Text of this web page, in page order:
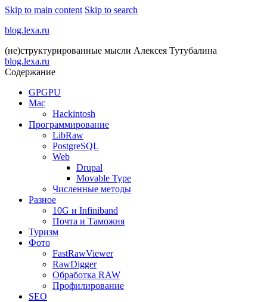
Skip to main content Skip to search
blog.lexa.ru
(не)структурированные мысли Алексея Тутубалина
blog.lexa.ru
Содержание
GPGPU
Mac
Hackintosh
Программирование
LibRaw
PostgreSQL
Web
Drupal
Movable Type
Численные методы
Разное
10G и Infiniband
Почта и Таможня
Туризм
Фото
FastRawViewer
RawDigger
Обработка RAW
Профилирование
SEO